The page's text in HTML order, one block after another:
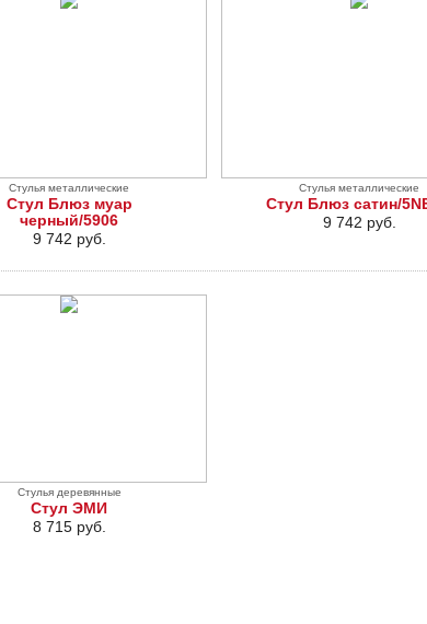
Стулья металлические
Стул Блюз муар
черный/5906
9 742 руб.
Стулья металлические
Стул Блюз сатин/
9 742 руб.
Стулья деревянные
Стул ЭМИ
8 715 руб.